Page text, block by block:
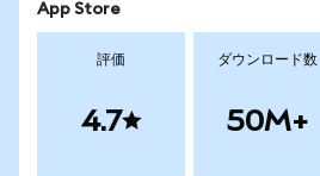
App Store
評価
4.7
ダウンロード数
50M+